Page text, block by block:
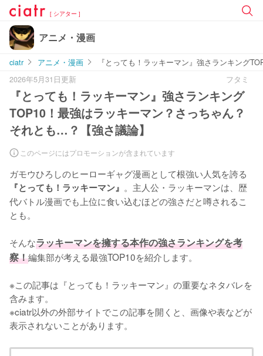
[ シアター ]
アニメ・漫画
ciatr アニメ・漫画
『とっても！ラッキーマン』強さランキング
2026年5月31日更新
フタミ
『とっても！ラッキーマン』強さランキング
TOP10！最強はラッキーマン？さっちゃん？
それとも…？【強さ議論】
このページにはプロモーションが含まれています
ガモウひろしのヒーローギャグ漫画として根強い人気を誇る
『とっても！ラッキーマン』 。主人公・ラッキーマンは、歴
代バトル漫画でも上位に食い込むほどの強さだと噂されるこ
とも。
そんなラッキーマンを擁する本作の強さランキングを考
察！編集部が考える最強TOP10を紹介します。
※この記事は『とっても！ラッキーマン』の重要なネタバレを
含みます。
※ciatr以外の外部サイトでこの記事を開くと、画像や表などが
表示されないことがあります。